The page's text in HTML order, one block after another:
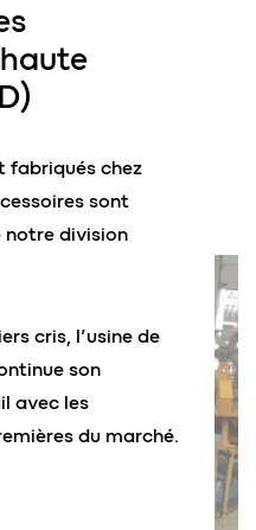
fabriqués chez
sont
notre division
cris, l’usine de
son
avec les
du marché.